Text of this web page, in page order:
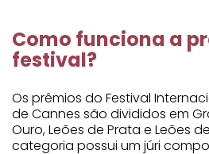
Como funciona a
festival?
Os prêmios do Festival
de Cannes são divididos em
Ouro, Leões de Prata e Leões
categoria possui um júri